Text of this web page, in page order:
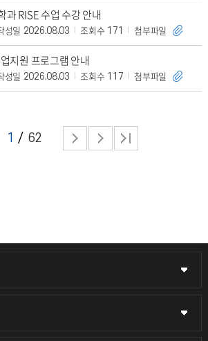
RISE 수업 수강 안내
성일 2026.08.03 조회수 171 첨부파일
지원 프로그램 안내
성일 2026.08.03 조회수 117 첨부파일
1 62